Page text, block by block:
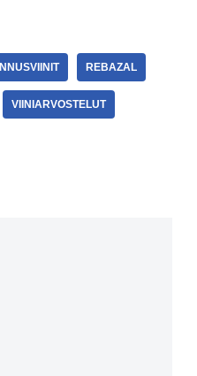
REBAZAL
VIINIARVOSTELUT